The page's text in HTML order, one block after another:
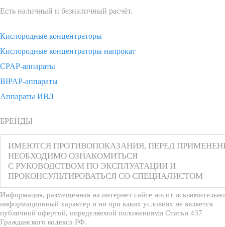
Есть наличный и безналичный расчёт.
Кислородные концентраторы
Кислородные концентраторы напрокат
CPAP-аппараты
BIPAP-аппараты
Аппараты ИВЛ
БРЕНДЫ
ИМЕЮТСЯ ПРОТИВОПОКАЗАНИЯ, ПЕРЕД
НЕОБХОДИМО ОЗНАКОМИТЬСЯ
С РУКОВОДСТВОМ ПО ЭКСПЛУАТАЦИИ И
ПРОКОНСУЛЬТИРОВАТЬСЯ СО СПЕЦИАЛИСТОМ
Информация, размещенная на интернет сайте носит исключительно
информационный характер и ни при каких условиях не является
публичной офертой, определяемой положениями Статьи 437
Гражданского кодекса РФ.